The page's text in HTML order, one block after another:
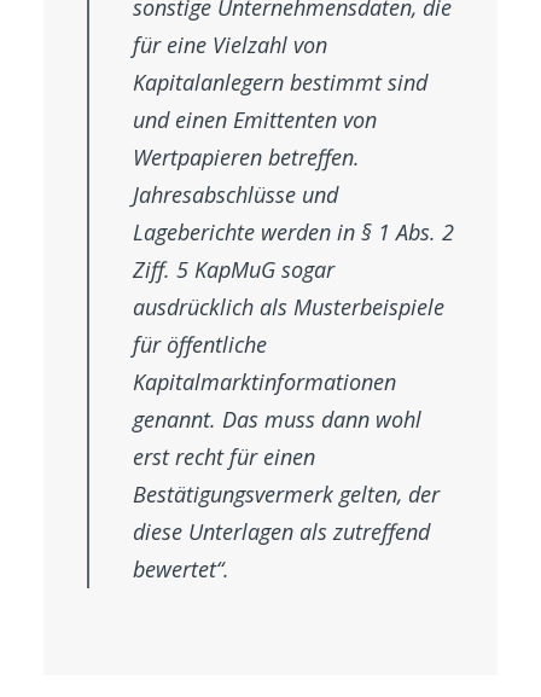
sonstige Unternehmensdaten, die
für eine Vielzahl von
Kapitalanlegern bestimmt sind
und einen Emittenten von
Wertpapieren betreffen.
Jahresabschlüsse und
Lageberichte werden in § 1 Abs. 2
Ziff. 5 KapMuG sogar
ausdrücklich als Musterbeispiele
für öffentliche
Kapitalmarktinformationen
genannt. Das muss dann wohl
erst recht für einen
Bestätigungsvermerk gelten, der
diese Unterlagen als zutreffend
bewertet“.